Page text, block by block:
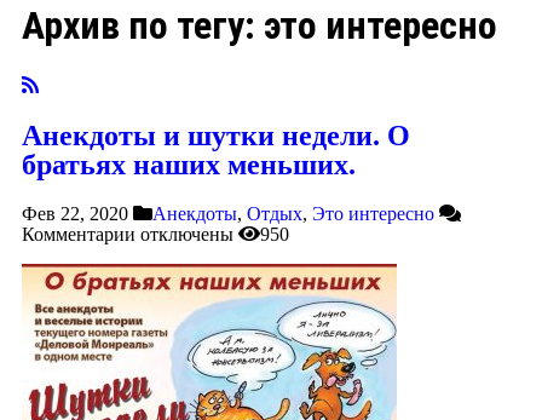
Архив по тегу: это интересно
Анекдоты и шутки недели. О
братьях наших меньших.
Фев 22, 2020 Анекдоты, Отдых, Это интересно
Комментарии отключены 950